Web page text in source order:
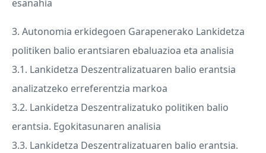
esanahia
3. Autonomia erkidegoen Garapenerako Lankidetza
politiken balio erantsiaren ebaluazioa eta analisia
3.1. Lankidetza Deszentralizatuaren balio erantsia
analizatzeko erreferentzia markoa
3.2. Lankidetza Deszentralizatuko politiken balio
erantsia. Egokitasunaren analisia
3.3. Lankidetza Deszentralizatuaren balio erantsia.